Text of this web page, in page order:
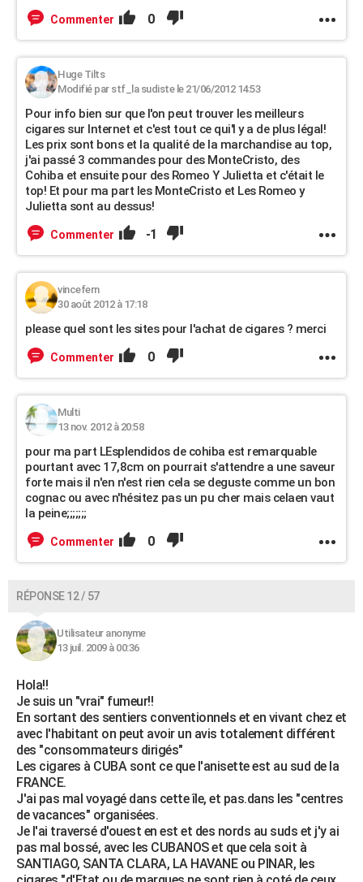
Commenter 0
Huge Tilts
Modifié par stf_la sudiste le 21/06/2012 14:53
Pour info bien sur que l'on peut trouver les meilleurs
cigares sur Internet et c'est tout ce qui'l y a de plus légal!
Les prix sont bons et la qualité de la marchandise au top,
j'ai passé 3 commandes pour des MonteCristo, des
Cohiba et ensuite pour des Romeo Y Julietta et c'était le
top! Et pour ma part les MonteCristo et Les Romeo y
Julietta sont au dessus!
Commenter -1
vincefern
30 août 2012 à 17:18
please quel sont les sites pour l'achat de cigares ? merci
Commenter 0
Multi
13 nov. 2012 à 20:58
pour ma part LEsplendidos de cohiba est remarquable
pourtant avec 17,8cm on pourrait s'attendre a une saveur
forte mais il n'en n'est rien cela se deguste comme un bon
cognac ou avec n'hésitez pas un pu cher mais celaen vaut
la peine;;;;;;;
Commenter 0
RÉPONSE 12 / 57
Utilisateur anonyme
13 juil. 2009 à 00:36
Hola!!
Je suis un "vrai" fumeur!!
En sortant des sentiers conventionnels et en vivant chez et
avec l'habitant on peut avoir un avis totalement différent
des "consommateurs dirigés"
Les cigares à CUBA sont ce que l'anisette est au sud de la
FRANCE.
J'ai pas mal voyagé dans cette île, et pas.dans les "centres
de vacances" organisées.
Je l'ai traversé d'ouest en est et des nords au suds et j'y ai
pas mal bossé, avec les CUBANOS et que cela soit à
SANTIAGO, SANTA CLARA, LA HAVANE ou PINAR, les